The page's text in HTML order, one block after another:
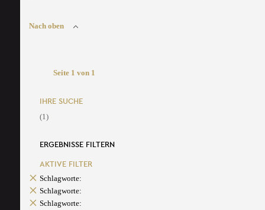
Nach oben
Seite 1 von 1
IHRE SUCHE
(1)
ERGEBNISSE FILTERN
AKTIVE FILTER
Schlagworte:
Schlagworte:
Schlagworte: